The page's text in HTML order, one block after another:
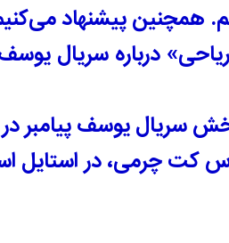
همچنین پیشنهاد
درباره سریال
سریال یوسف پیامبر در
کت چرمی، در استایل